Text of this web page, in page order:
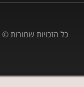
כל הזכויות שמורות ©